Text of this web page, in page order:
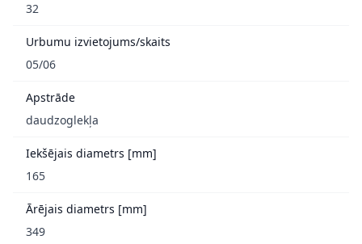
32
Urbumu izvietojums/skaits
05/06
Apstrāde
daudzoglekļa
Iekšējais diametrs [mm]
165
Ārējais diametrs [mm]
349